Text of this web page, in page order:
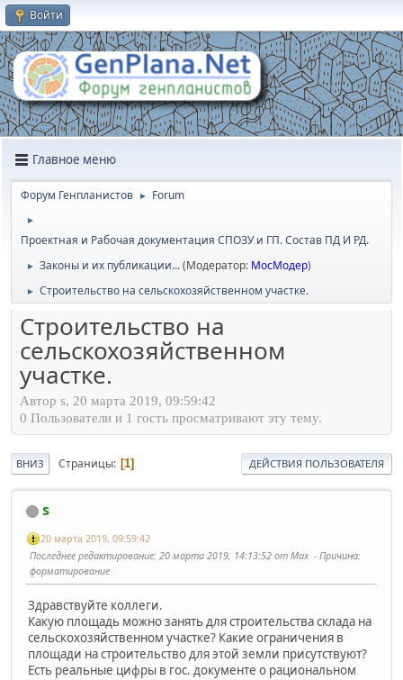
Войти
Главное меню
Форум Генпланистов ► Forum
►
Проектная и Рабочая документация СПОЗУ и ГП. Состав ПД И РД.
► Законы и их публикации...(Модератор: МосМодер)
► Строительство на сельскохозяйственном участке.
Строительство на
сельскохозяйственном
участке.
Автор s, 20 марта 2019, 09:59:42
0 Пользователи и 1 гость просматривают эту тему.
ВНИЗ Страницы 1 ДЕЙСТВИЯ ПОЛЬЗОВАТЕЛЯ
s
20 марта 2019, 09:59:42
Последнее редактирование: 20 марта 2019, 14:13:52 от Max Причина:
форматирование
Здравствуйте коллеги.
Какую площадь можно занять для строительства склада на
сельскохозяйственном участке? Какие ограничения в
площади на строительство для этой земли присутствуют?
Есть реальные цифры в гос. документе о рациональном